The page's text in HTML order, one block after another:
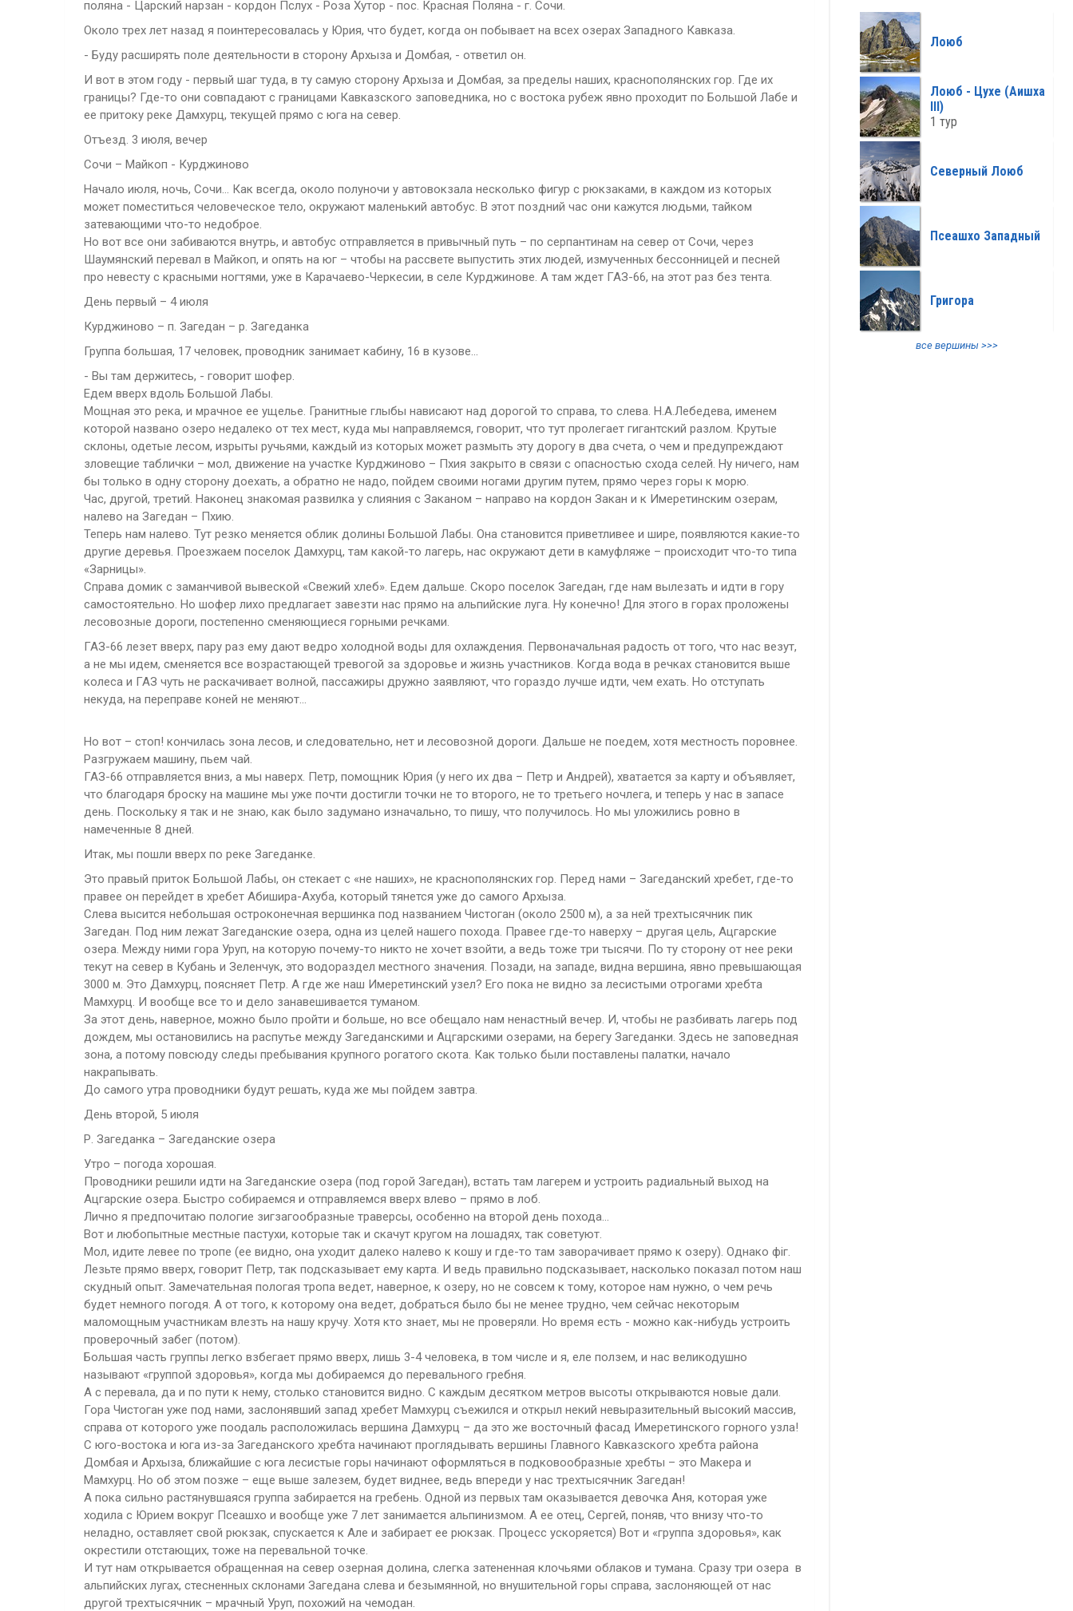
поляна - Царский нарзан - кордон Пслух - Роза Хутор - пос. Красная Поляна - г. Сочи.
Около трех лет назад я поинтересовалась у Юрия, что будет, когда он побывает на всех озерах Западного Кавказа.
- Буду расширять поле деятельности в сторону Архыза и Домбая, - ответил он.
И вот в этом году - первый шаг туда, в ту самую сторону Архыза и Домбая, за пределы наших, краснополянских гор. Где их
границы? Где-то они совпадают с границами Кавказского заповедника, но с востока рубеж явно проходит по Большой Лабе и
ее притоку реке Дамхурц, текущей прямо с юга на север.
Отъезд. 3 июля, вечер
Сочи – Майкоп - Курджиново
Начало июля, ночь, Сочи… Как всегда, около полуночи у автовокзала несколько фигур с рюкзаками, в каждом из которых
может поместиться человеческое тело, окружают маленький автобус. В этот поздний час они кажутся людьми, тайком
затевающими что-то недоброе.
Но вот все они забиваются внутрь, и автобус отправляется в привычный путь – по серпантинам на север от Сочи, через
Шаумянский перевал в Майкоп, и опять на юг – чтобы на рассвете выпустить этих людей, измученных бессонницей и песней
про невесту с красными ногтями, уже в Карачаево-Черкесии, в селе Курджинове. А там ждет ГАЗ-66, на этот раз без тента.
День первый – 4 июля
Курджиново – п. Загедан – р. Загеданка
Группа большая, 17 человек, проводник занимает кабину, 16 в кузове…
- Вы там держитесь, - говорит шофер.
Едем вверх вдоль Большой Лабы.
Мощная это река, и мрачное ее ущелье. Гранитные глыбы нависают над дорогой то справа, то слева. Н.А.Лебедева, именем
которой названо озеро недалеко от тех мест, куда мы направляемся, говорит, что тут пролегает гигантский разлом. Крутые
склоны, одетые лесом, изрыты ручьями, каждый из которых может размыть эту дорогу в два счета, о чем и предупреждают
зловещие таблички – мол, движение на участке Курджиново – Пхия закрыто в связи с опасностью схода селей. Ну ничего, нам
бы только в одну сторону доехать, а обратно не надо, пойдем своими ногами другим путем, прямо через горы к морю.
Час, другой, третий. Наконец знакомая развилка у слияния с Заканом – направо на кордон Закан и к Имеретинским озерам,
налево на Загедан – Пхию.
Теперь нам налево. Тут резко меняется облик долины Большой Лабы. Она становится приветливее и шире, появляются какие-то
другие деревья. Проезжаем поселок Дамхурц, там какой-то лагерь, нас окружают дети в камуфляже – происходит что-то типа
«Зарницы».
Справа домик с заманчивой вывеской «Свежий хлеб». Едем дальше. Скоро поселок Загедан, где нам вылезать и идти в гору
самостоятельно. Но шофер лихо предлагает завезти нас прямо на альпийские луга. Ну конечно! Для этого в горах проложены
лесовозные дороги, постепенно сменяющиеся горными речками.
ГАЗ-66 лезет вверх, пару раз ему дают ведро холодной воды для охлаждения. Первоначальная радость от того, что нас везут,
а не мы идем, сменяется все возрастающей тревогой за здоровье и жизнь участников. Когда вода в речках становится выше
колеса и ГАЗ чуть не раскачивает волной, пассажиры дружно заявляют, что гораздо лучше идти, чем ехать. Но отступать
некуда, на переправе коней не меняют…
Но вот – стоп! кончилась зона лесов, и следовательно, нет и лесовозной дороги. Дальше не поедем, хотя местность поровнее.
Разгружаем машину, пьем чай.
ГАЗ-66 отправляется вниз, а мы наверх. Петр, помощник Юрия (у него их два – Петр и Андрей), хватается за карту и объявляет,
что благодаря броску на машине мы уже почти достигли точки не то второго, не то третьего ночлега, и теперь у нас в запасе
день. Поскольку я так и не знаю, как было задумано изначально, то пишу, что получилось. Но мы уложились ровно в
намеченные 8 дней.
Итак, мы пошли вверх по реке Загеданке.
Это правый приток Большой Лабы, он стекает с «не наших», не краснополянских гор. Перед нами – Загеданский хребет, где-то
правее он перейдет в хребет Абишира-Ахуба, который тянется уже до самого Архыза.
Слева высится небольшая остроконечная вершинка под названием Чистоган (около 2500 м), а за ней трехтысячник пик
Загедан. Под ним лежат Загеданские озера, одна из целей нашего похода. Правее где-то наверху – другая цель, Ацгарские
озера. Между ними гора Уруп, на которую почему-то никто не хочет взойти, а ведь тоже три тысячи. По ту сторону от нее реки
текут на север в Кубань и Зеленчук, это водораздел местного значения. Позади, на западе, видна вершина, явно превышающая
3000 м. Это Дамхурц, поясняет Петр. А где же наш Имеретинский узел? Его пока не видно за лесистыми отрогами хребта
Мамхурц. И вообще все то и дело занавешивается туманом.
За этот день, наверное, можно было пройти и больше, но все обещало нам ненастный вечер. И, чтобы не разбивать лагерь под
дождем, мы остановились на распутье между Загеданскими и Ацгарскими озерами, на берегу Загеданки. Здесь не заповедная
зона, а потому повсюду следы пребывания крупного рогатого скота. Как только были поставлены палатки, начало
накрапывать.
До самого утра проводники будут решать, куда же мы пойдем завтра.
День второй, 5 июля
Р. Загеданка – Загеданские озера
Утро – погода хорошая.
Проводники решили идти на Загеданские озера (под горой Загедан), встать там лагерем и устроить радиальный выход на
Ацгарские озера. Быстро собираемся и отправляемся вверх влево – прямо в лоб.
Лично я предпочитаю пологие зигзагообразные траверсы, особенно на второй день похода…
Вот и любопытные местные пастухи, которые так и скачут кругом на лошадях, так советуют.
Мол, идите левее по тропе (ее видно, она уходит далеко налево к кошу и где-то там заворачивает прямо к озеру). Однако фiг.
Лезьте прямо вверх, говорит Петр, так подсказывает ему карта. И ведь правильно подсказывает, насколько показал потом наш
скудный опыт. Замечательная пологая тропа ведет, наверное, к озеру, но не совсем к тому, которое нам нужно, о чем речь
будет немного погодя. А от того, к которому она ведет, добраться было бы не менее трудно, чем сейчас некоторым
маломощным участникам влезть на нашу кручу. Хотя кто знает, мы не проверяли. Но время есть - можно как-нибудь устроить
проверочный забег (потом).
Большая часть группы легко взбегает прямо вверх, лишь 3-4 человека, в том числе и я, еле ползем, и нас великодушно
называют «группой здоровья», когда мы добираемся до перевального гребня.
А с перевала, да и по пути к нему, столько становится видно. С каждым десятком метров высоты открываются новые дали.
Гора Чистоган уже под нами, заслонявший запад хребет Мамхурц съежился и открыл некий невыразительный высокий массив,
справа от которого уже поодаль расположилась вершина Дамхурц – да это же восточный фасад Имеретинского горного узла!
С юго-востока и юга из-за Загеданского хребта начинают проглядывать вершины Главного Кавказского хребта района
Домбая и Архыза, ближайшие с юга лесистые горы начинают оформляться в подковообразные хребты – это Макера и
Мамхурц. Но об этом позже – еще выше залезем, будет виднее, ведь впереди у нас трехтысячник Загедан!
А пока сильно растянувшаяся группа забирается на гребень. Одной из первых там оказывается девочка Аня, которая уже
ходила с Юрием вокруг Псеашхо и вообще уже 7 лет занимается альпинизмом. А ее отец, Сергей, поняв, что внизу что-то
неладно, оставляет свой рюкзак, спускается к Але и забирает ее рюкзак. Процесс ускоряется) Вот и «группа здоровья», как
окрестили отстающих, тоже на перевальной точке.
И тут нам открывается обращенная на север озерная долина, слегка затененная клочьями облаков и тумана. Сразу три озера в
альпийских лугах, стесненных склонами Загедана слева и безымянной, но внушительной горы справа, заслоняющей от нас
другой трехтысячник – мрачный Уруп, похожий на чемодан.
Лоюб
Лоюб - Цухе (Аишха
III)
1 тур
Северный Лоюб
Псеашхо Западный
Григора
все вершины >>>